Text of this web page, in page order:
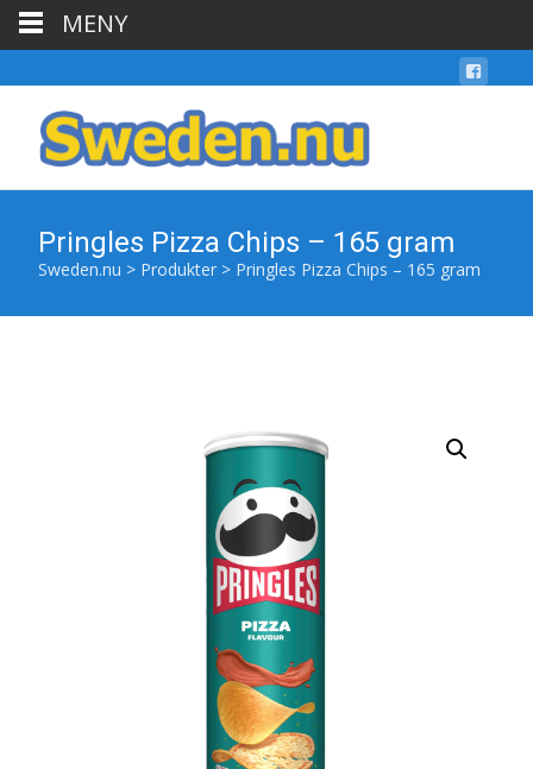
Pringles Pizza Chips – 165 gram
Sweden.nu > Produkter > Pringles Pizza Chips – 165 gram
MENY